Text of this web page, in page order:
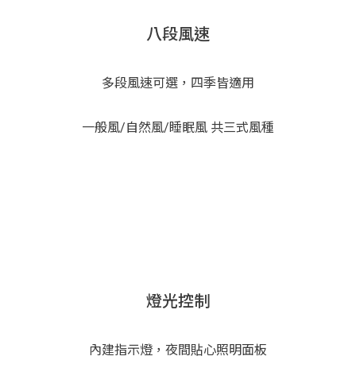
八段風速
多段風速可選，四季皆適用
一般風/自然風/睡眠風 共三式風種
燈光控制
內建指示燈，夜間貼心照明面板